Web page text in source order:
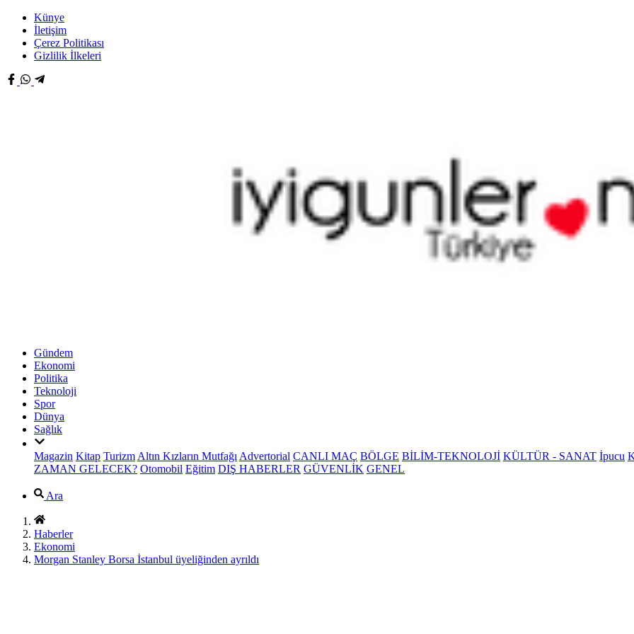
Künye
İletişim
Çerez Politikası
Gizlilik İlkeleri
Gündem
Ekonomi
Politika
Teknoloji
Spor
Dünya
Sağlık
Magazin Kitap Turizm Altın Kızların Mutfağı Advertorial CANLI MAÇ BÖLGE BİLİM-TEKNOLOJİ KÜLTÜR - SANAT İpucu
ZAMAN GELECEK? Otomobil Eğitim DIŞ HABERLER GÜVENLİK GENEL
Ara
Haberler
Ekonomi
Morgan Stanley Borsa İstanbul üyeliğinden ayrıldı